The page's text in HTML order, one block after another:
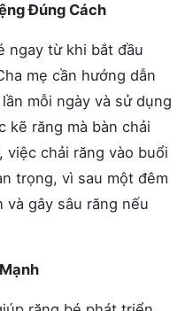
Đúng Cách
ngay từ khi bắt đầu
mẹ cần hướng dẫn
mỗi ngày và sử dụng
kẽ răng mà bàn chải
chải răng vào buổi
trọng, vì sau một đêm
và gây sâu răng nếu